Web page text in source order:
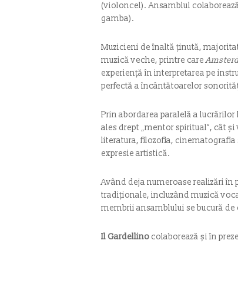
(violoncel). Ansamblul
gamba).
Muzicieni de înaltă ținută,
muzică veche, printre care
experiență în interpretarea pe
perfectă a încântătoarelor
Prin abordarea paralelă a
ales drept „mentor spiritual”, cât
literatura, filozofia,
expresie artistică.
Având deja numeroase realizări
tradiționale, incluzând muzică
membrii ansamblului se bucură
Il Gardellino colaborează și în